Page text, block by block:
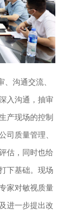
沟通交流、
入沟通，抽审
产现场的控制
司质量管理、
估，同时也给
下基础。现场
家对敏视质量
进一步提出改